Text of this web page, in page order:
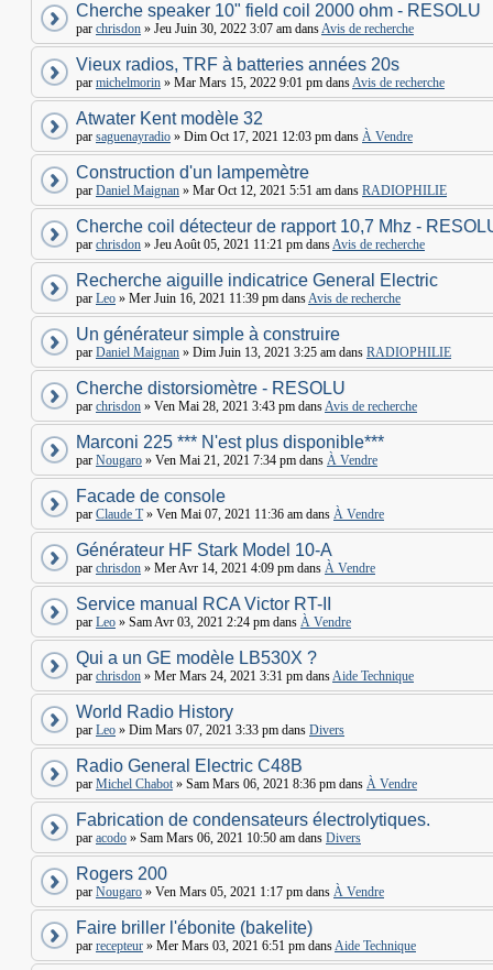
Cherche speaker 10" field coil 2000 ohm - RESOLU
par chrisdon » Jeu Juin 30, 2022 3:07 am dansAvis de recherche
Vieux radios, TRF à batteries années 20s
par michelmorin » Mar Mars 15, 2022 9:01 pm dansAvis de recherche
Atwater Kent modèle 32
par saguenayradio » Dim Oct 17, 2021 12:03 pm dans À Vendre
Construction d'un lampemètre
par Daniel Maignan » Mar Oct 12, 2021 5:51 am dans RADIOPHILIE
Cherche coil détecteur de rapport 10,7 Mhz -
par chrisdon » Jeu Août 05, 2021 11:21 pm dansAvis de recherche
Recherche aiguille indicatrice General Electric
par Leo » Mer Juin 16, 2021 11:39 pm dansAvis de recherche
Un générateur simple à construire
par Daniel Maignan » Dim Juin 13, 2021 3:25 am dans RADIOPHILIE
Cherche distorsiomètre - RESOLU
par chrisdon » Ven Mai 28, 2021 3:43 pm dansAvis de recherche
Marconi 225 *** N'est plus disponible***
par Nougaro » Ven Mai 21, 2021 7:34 pm dans À Vendre
Facade de console
par Claude T» Ven Mai 07, 2021 11:36 am dans À Vendre
Générateur HF Stark Model 10-A
par chrisdon » Mer Avr 14, 2021 4:09 pm dans À Vendre
Service manual RCA Victor RT-II
par Leo » Sam Avr 03, 2021 2:24 pm dans À Vendre
Qui a un GE modèle LB530X ?
par chrisdon » Mer Mars 24, 2021 3:31 pm dansAide Technique
World Radio History
par Leo » Dim Mars 07, 2021 3:33 pm dans Divers
Radio General Electric C48B
par Michel Chabot» Sam Mars 06, 2021 8:36 pm dans À Vendre
Fabrication de condensateurs électrolytiques.
par acodo » Sam Mars 06, 2021 10:50 am dans Divers
Rogers 200
par Nougaro » Ven Mars 05, 2021 1:17 pm dans À Vendre
Faire briller l'ébonite (bakelite)
par recepteur » Mer Mars 03, 2021 6:51 pm dansAide Technique